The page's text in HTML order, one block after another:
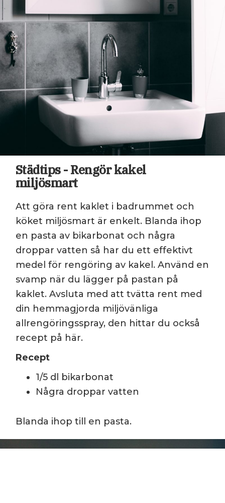
Städtips - Rengör kakel
miljösmart
Att göra rent kaklet i badrummet och
köket miljösmart är enkelt. Blanda ihop
en pasta av bikarbonat och några
droppar vatten så har du ett effektivt
medel för rengöring av kakel. Använd en
svamp när du lägger på pastan på
kaklet. Avsluta med att tvätta rent med
din hemmagjorda miljövänliga
allrengöringsspray, den hittar du också
recept på här.
Recept
1/5 dl bikarbonat
Några droppar vatten
Blanda ihop till en pasta.